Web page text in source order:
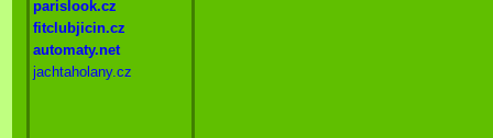
parislook.cz
fitclubjicin.cz
automaty.net
jachtaholany.cz